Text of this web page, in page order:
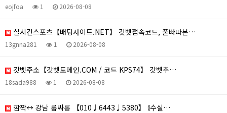
eojfoa 1 2026-08-08
실시간스포츠【배팅사이트.NET】 갓벳접속코드, 풀빠따본…
13gnna281 1 2026-08-08
갓벳주소【갓벳도메인.COM / 코드 KPS74】 갓벳추…
18sada988 1 2026-08-08
깜짝↔ 강남 룸싸롱 【010♩6443♩5380】 ⦉수실…